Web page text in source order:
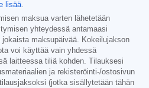
lisää.
maksua varten lähetetään
yhteydessä antamaasi
maksupäivää. Kokeilujakson
voi käyttää vain yhdessä
laitteessa tiliä kohden. Tilauksesi
ja rekisteröinti-/ostosivun
(jotka sisällytetään tähän